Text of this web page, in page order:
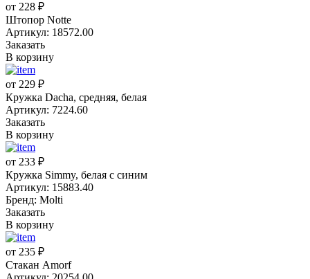
от 228 ₽
Штопор Notte
Артикул: 18572.00
Заказать
В корзину
от 229 ₽
Кружка Dacha, средняя, белая
Артикул: 7224.60
Заказать
В корзину
от 233 ₽
Кружка Simmy, белая с синим
Артикул: 15883.40
Бренд: Molti
Заказать
В корзину
от 235 ₽
Стакан Amorf